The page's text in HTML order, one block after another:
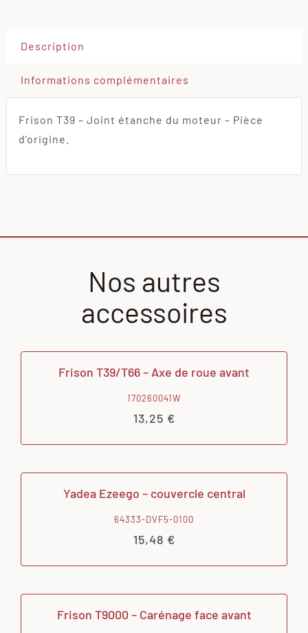
Description
Informations complémentaires
Frison T39 – Joint étanche du moteur – Pièce
d’origine.
Nos autres
accessoires
Frison T39/T66 – Axe de roue avant
170260041W
13,25 €
Yadea Ezeego – couvercle central
64333-DVF5-0100
15,48 €
Frison T9000 – Carénage face avant